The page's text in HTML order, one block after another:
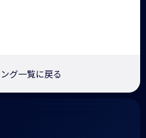
グ一覧に戻る